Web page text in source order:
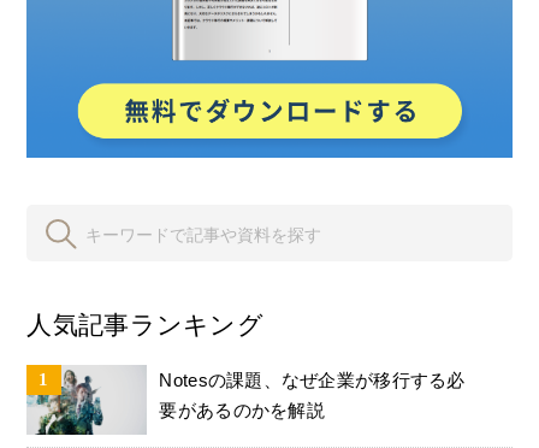
人気記事ランキング
Notesの課題、なぜ企業が移行する必
要があるのかを解説